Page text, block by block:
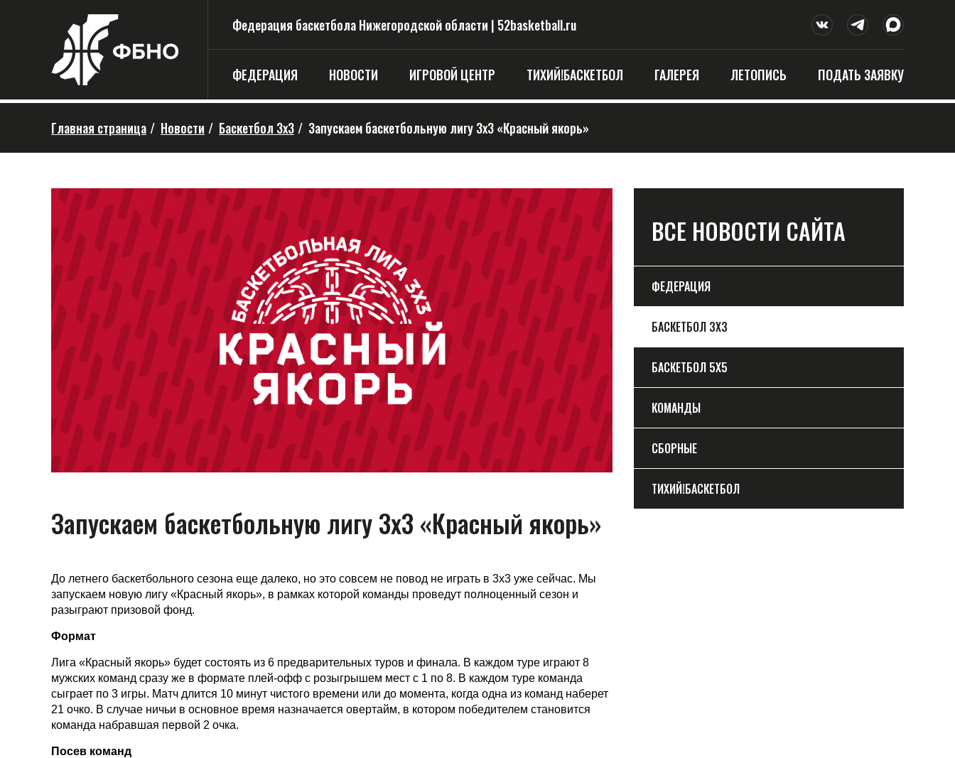
Федерация баскетбола Нижегородской области | 52basketball.ru
ФЕДЕРАЦИЯ НОВОСТИ ИГРОВОЙ ЦЕНТР ТИХИЙ!БАСКЕТБОЛ ГАЛЕРЕЯ ЛЕТОПИСЬ ПОДАТЬ ЗАЯВКУ
Главная страница / Новости / Баскетбол 3х3 / Запускаем баскетбольную лигу 3х3 «Красный якорь»
Запускаем баскетбольную лигу 3х3 «Красный якорь»
До летнего баскетбольного сезона еще далеко, но это совсем не повод не играть в 3х3 уже сейчас. Мы
запускаем новую лигу «Красный якорь», в рамках которой команды проведут полноценный сезон и
разыграют призовой фонд.
Формат
Лига «Красный якорь» будет состоять из 6 предварительных туров и финала. В каждом туре играют 8
мужских команд сразу же в формате плей-офф с розыгрышем мест с 1 по 8. В каждом туре команда
сыграет по 3 игры. Матч длится 10 минут чистого времени или до момента, когда одна из команд наберет
21 очко. В случае ничьи в основное время назначается овертайм, в котором победителем становится
команда набравшая первой 2 очка.
Посев команд
ВСЕ НОВОСТИ САЙТА
ФЕДЕРАЦИЯ
БАСКЕТБОЛ 3Х3
БАСКЕТБОЛ 5Х5
КОМАНДЫ
СБОРНЫЕ
ТИХИЙ!БАСКЕТБОЛ